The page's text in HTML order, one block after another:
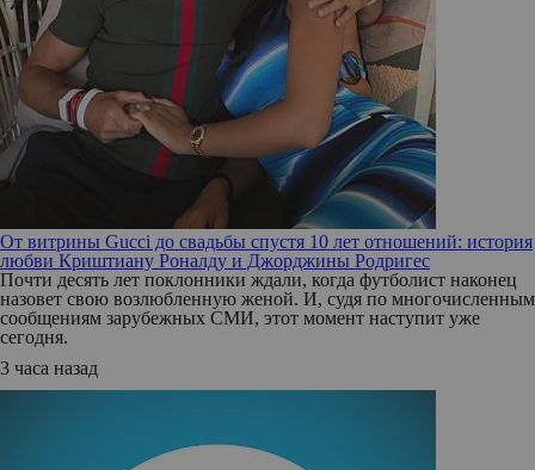
От витрины Gucci до свадьбы спустя 10 лет отношений: история
любви Криштиану Роналду и Джорджины Родригес
Почти десять лет поклонники ждали, когда футболист наконец
назовет свою возлюбленную женой. И, судя по многочисленным
сообщениям зарубежных СМИ, этот момент наступит уже
сегодня.
3 часа назад